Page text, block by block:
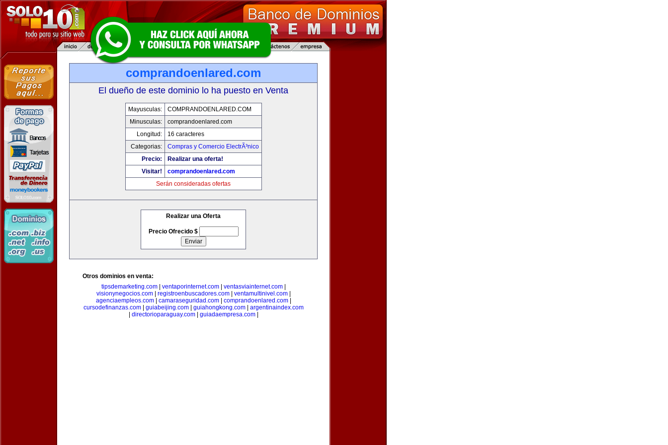
comprandoenlared.com
El dueño de este dominio lo ha puesto en Venta
Mayusculas:
COMPRANDOENLARED.COM
Minusculas:
comprandoenlared.com
Longitud:
16 caracteres
Categorias:
Compras y Comercio ElectrÃ³nico
Precio:
Realizar una oferta!
Visitar!
comprandoenlared.com
Serán consideradas ofertas
Realizar una Oferta
Precio Ofrecido $
Otros dominios en venta:
tipsdemarketing.com| ventaporinternet.com| ventasviainternet.com|
visionynegocios.com| registroenbuscadores.com| ventamultinivel.com|
agenciaempleos.com| camaraseguridad.com| comprandoenlared.com|
cursodefinanzas.com| guiabeijing.com| guiahongkong.com| argentinaindex.com
directorioparaguay.com| guiadaempresa.com|